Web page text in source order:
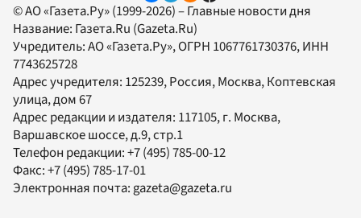
© АО «Газета.Ру» (1999-2026) – Главные новости дня
Название: Газета.Ru (Gazeta.Ru)
Учредитель:АО «Газета.Ру», ОГРН 1067761730376, ИНН
7743625728
Адрес учредителя: 125239, Россия, Москва, Коптевская
улица, дом 67
Адрес редакции и издателя: 117105, г. Москва,
Варшавское шоссе, д.9, стр.1
Телефон редакции:+7 (495) 785-00-12
Факс:+7 (495) 785-17-01
Электронная почта: gazeta@gazeta.ru